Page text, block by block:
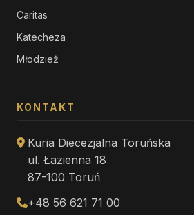
Caritas
Katecheza
Młodzież
KONTAKT
Kuria Diecezjalna Toruńska
ul. Łazienna 18
87-100 Toruń
+48 56 621 71 00